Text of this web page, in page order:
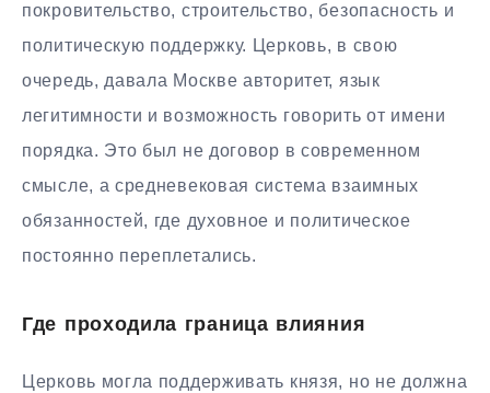
покровительство, строительство, безопасность и
политическую поддержку. Церковь, в свою
очередь, давала Москве авторитет, язык
легитимности и возможность говорить от имени
порядка. Это был не договор в современном
смысле, а средневековая система взаимных
обязанностей, где духовное и политическое
постоянно переплетались.
Где проходила граница влияния
Церковь могла поддерживать князя, но не должна